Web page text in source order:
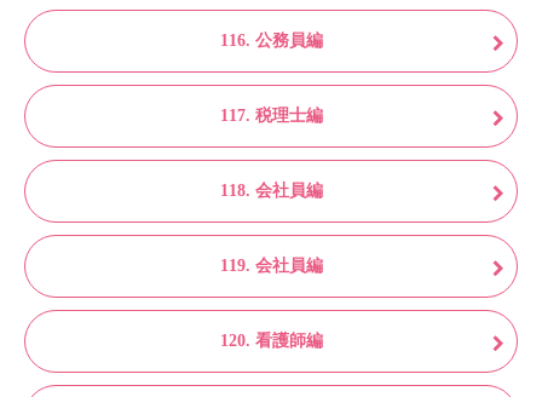
116. 公務員編
117. 税理士編
118. 会社員編
119. 会社員編
120. 看護師編